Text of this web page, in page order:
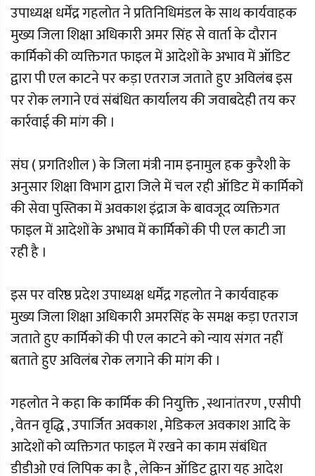
उपाध्यक्ष धर्मेंद्र गहलोत ने प्रतिनिधिमंडल के साथ कार्यवाहक
मुख्य जिला शिक्षा अधिकारी अमर सिंह से वार्ता के दौरान
कार्मिकों की व्यक्तिगत फाइल में आदेशों के अभाव में ऑडिट
द्वारा पी एल काटने पर कड़ा एतराज जताते हुए अविलंब इस
पर रोक लगाने एवं संबंधित कार्यालय की जवाबदेही तय कर
कार्रवाई की मांग की ।
संघ ( प्रगतिशील ) के जिला मंत्री नाम इनामुल हक कुरैशी के
अनुसार शिक्षा विभाग द्वारा जिले में चल रही ऑडिट में कार्मिकों
की सेवा पुस्तिका में अवकाश इंद्राज के बावजूद व्यक्तिगत
फाइल में आदेशों के अभाव में कार्मिकों की पी एल काटी जा
रही है ।
इस पर वरिष्ठ प्रदेश उपाध्यक्ष धर्मेंद्र गहलोत ने कार्यवाहक
मुख्य जिला शिक्षा अधिकारी अमरसिंह के समक्ष कड़ा एतराज
जताते हुए कार्मिकों की पी एल काटने को न्याय संगत नहीं
बताते हुए अविलंब रोक लगाने की मांग की ।
गहलोत ने कहा कि कार्मिक की नियुक्ति , स्थानांतरण , एसीपी
, वेतन वृद्धि , उपार्जित अवकाश , मेडिकल अवकाश आदि के
आदेशों को व्यक्तिगत फाइल में रखने का काम संबंधित
डीडीओ एवं लिपिक का है , लेकिन ऑडिट द्वारा यह आदेश